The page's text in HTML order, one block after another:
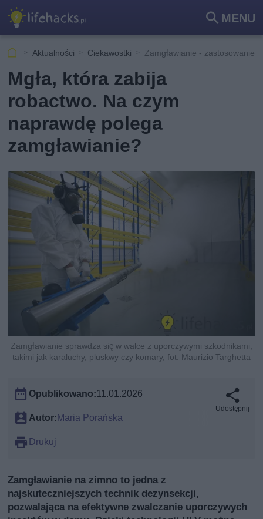
MENU
Szu
Aktualności Ciekawostki Zamgławianie - zastosowanie i
Mgła, która zabija
robactwo. Na czym
naprawdę polega
zamgławianie?
Zamgławianie sprawdza się w walce z uporczywymi szkodnikami,
takimi jak karaluchy, pluskwy czy komary, fot. Maurizio Targhetta
Opublikowano:11.01.2026
Autor:Maria Porańska
Drukuj
Udostępnij
Zamgławianie na zimno to jedna z
najskuteczniejszych technik dezynsekcji,
pozwalająca na efektywne zwalczanie uporczywych